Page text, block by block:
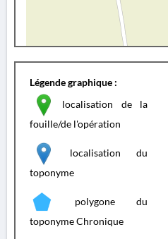
Légende graphique :
localisation de la
fouille/de l'opération
localisation du
toponyme
polygone du
toponyme Chronique